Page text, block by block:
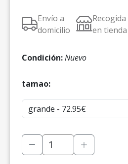
Envío a
domicilio
Recogida
en tienda
Condición:Nuevo
tamao: